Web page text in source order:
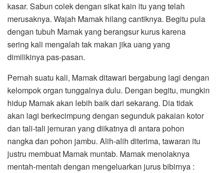
kasar. Sabun colek dengan sikat kain itu yang telah
merusaknya. Wajah Mamak hilang cantiknya. Begitu pula
dengan tubuh Mamak yang berangsur kurus karena
sering kali mengalah tak makan jika uang yang
dimilikinya pas-pasan.
Pernah suatu kali, Mamak ditawari bergabung lagi dengan
kelompok organ tunggalnya dulu. Dengan begitu, mungkin
hidup Mamak akan lebih baik dari sekarang. Dia tidak
akan lagi berkecimpung dengan segunduk pakaian kotor
dan tali-tali jemuran yang diikatnya di antara pohon
nangka dan pohon jambu. Alih-alih diterima, tawaran itu
justru membuat Mamak muntab. Mamak menolaknya
mentah-mentah dengan mengeluarkan jurus bibirnya :